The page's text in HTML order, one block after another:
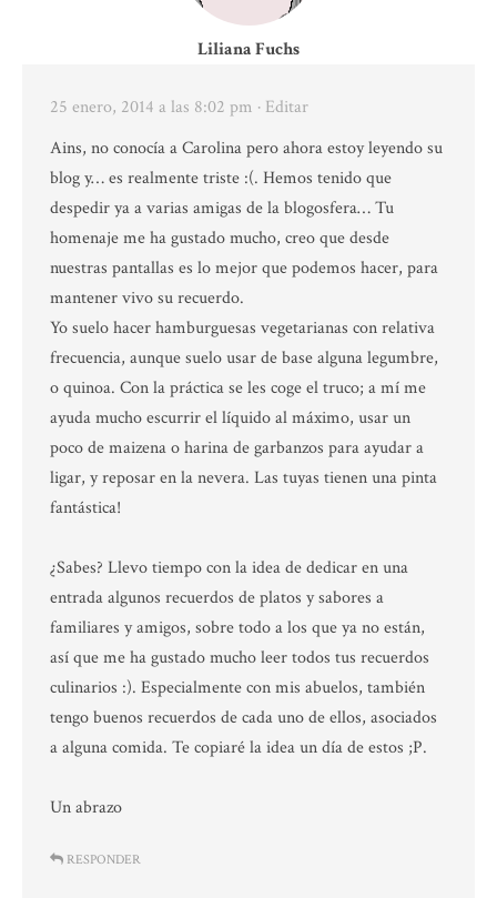
Liliana Fuchs
25 enero, 2014 a las 8:02 pm · Editar
Ains, no conocía a Carolina pero ahora estoy leyendo su
blog y… es realmente triste :(. Hemos tenido que
despedir ya a varias amigas de la blogosfera… Tu
homenaje me ha gustado mucho, creo que desde
nuestras pantallas es lo mejor que podemos hacer, para
mantener vivo su recuerdo.
Yo suelo hacer hamburguesas vegetarianas con relativa
frecuencia, aunque suelo usar de base alguna legumbre,
o quinoa. Con la práctica se les coge el truco; a mí me
ayuda mucho escurrir el líquido al máximo, usar un
poco de maizena o harina de garbanzos para ayudar a
ligar, y reposar en la nevera. Las tuyas tienen una pinta
fantástica!
¿Sabes? Llevo tiempo con la idea de dedicar en una
entrada algunos recuerdos de platos y sabores a
familiares y amigos, sobre todo a los que ya no están,
así que me ha gustado mucho leer todos tus recuerdos
culinarios :). Especialmente con mis abuelos, también
tengo buenos recuerdos de cada uno de ellos, asociados
a alguna comida. Te copiaré la idea un día de estos ;P.
Un abrazo
RESPONDER